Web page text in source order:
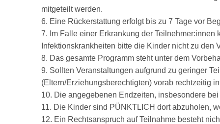
mitgeteilt werden.
6. Eine Rückerstattung erfolgt bis zu 7 Tage vor
7. Im Falle einer Erkrankung der
Infektionskrankheiten bitte die Kinder nicht zu den
8. Das gesamte Programm steht unter dem
9. Sollten Veranstaltungen aufgrund zu geringer
(Eltern/Erziehungsberechtigten) vorab rechtzeitig
10. Die angegebenen Endzeiten, insbesondere
11. Die Kinder sind PÜNKTLICH dort abzuholen,
12. Ein Rechtsanspruch auf Teilnahme besteht